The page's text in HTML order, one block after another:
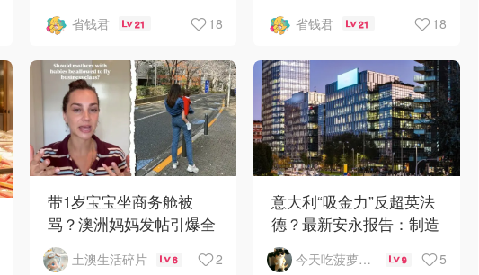
爱 》上线❣️
省钱君 21 18
归啦省钱君 21 18
带1岁宝宝坐商务舱被
骂？澳洲妈妈发帖引爆全
网争议
土澳生活碎片 6 2
意大利“吸金力”反超英法
德？最新安永报告：制造
业与AI成投资新宠！
今天吃菠萝披萨了吗 9 5